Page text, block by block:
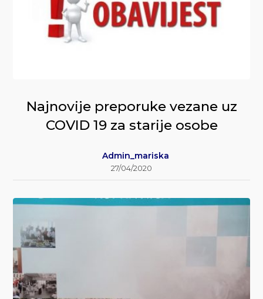
Najnovije preporuke vezane uz
COVID 19 za starije osobe
Admin_mariska
27/04/2020